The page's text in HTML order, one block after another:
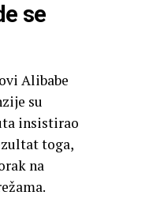
se
Alibabe
su
insistirao
toga,
na